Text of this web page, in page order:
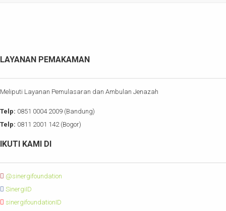
LAYANAN PEMAKAMAN
Meliputi Layanan Pemulasaran dan Ambulan Jenazah
Telp: 0851 0004 2009 (Bandung)
Telp: 0811 2001 142 (Bogor)
IKUTI KAMI DI
@sinergifoundation
SinergiID
sinergifoundationID